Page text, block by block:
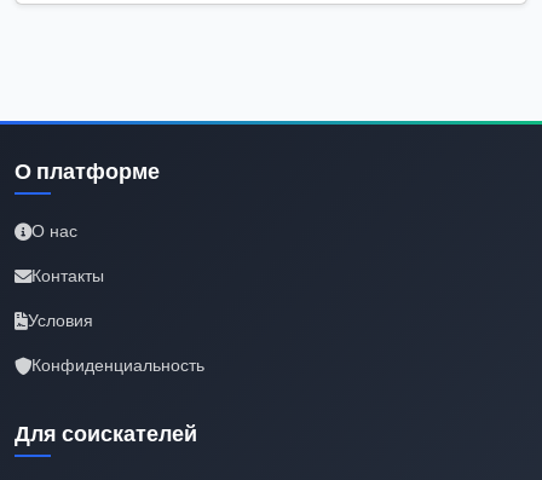
О платформе
О нас
Контакты
Условия
Конфиденциальность
Для соискателей